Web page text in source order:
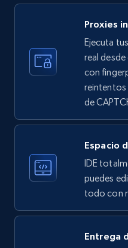
LinkedIn company
ID, Name, Country
Employees in linkedin,
33.6K+ 3.5K+
Instagram - Profiles
Account, Fbid, ID,
business account, Is
Proxies
Ejecuta
real
con
de
Espacio
IDE
puedes
todo con
Entrega